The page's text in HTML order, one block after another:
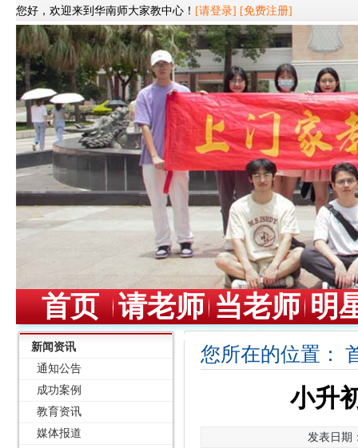
您好，欢迎来到华南师大家教中心！ [请登录] [免费注册]
首页 请老师 当老师 明
新闻资讯
通知公告
成功案例
教育资讯
媒体报道
您所在的位置：
小升
发表日期